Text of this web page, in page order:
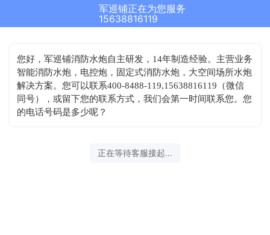
军巡铺正在为您服务
15638816119
您好，军巡铺消防水炮自主研发，14年制造经验。主营业务
智能消防水炮，电控炮，固定式消防水炮，大空间场所水炮
解决方案。您可以联系400-8488-119,15638816119（微信
同号），或留下您的联系方式，我们会第一时间联系您。您
的电话号码是多少呢？
正在等待客服接起...